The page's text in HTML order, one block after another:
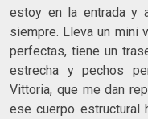
estoy en la entrada y
siempre. Lleva un mini
perfectas, tiene un
estrecha y pechos
Vittoria, que me dan
ese cuerpo estructural